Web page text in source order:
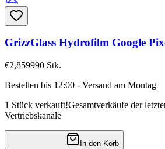
GrizzGlass Hydrofilm Google
€2,859990 Stk.
Bestellen bis 12:00 - Versand am Montag
1 Stück verkauft!Gesamtverkäufe der
Vertriebskanäle
In den Korb